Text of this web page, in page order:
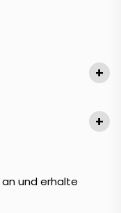
+
+
und erhalte